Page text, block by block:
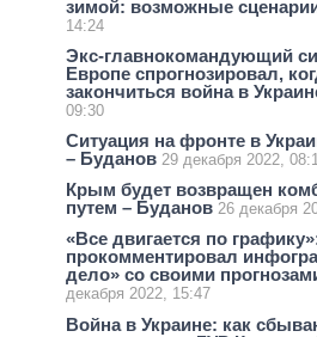
зимой: возможные
14:24
Экс-главнокомандующий
Европе спрогнозировал,
закончиться война в
09:30
Ситуация на фронте в
– Буданов 29 декабря 2022,
Крым будет возвращен
путем – Буданов 26 декабря
«Все двигается по
прокомментировал
дело» со своими
декабря 2022, 15:47
Война в Украине: как